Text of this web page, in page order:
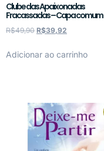
Clube das Apaixonadas
Fracassadas – Capa comum
R$49,90 R$39,92
Adicionar ao carrinho